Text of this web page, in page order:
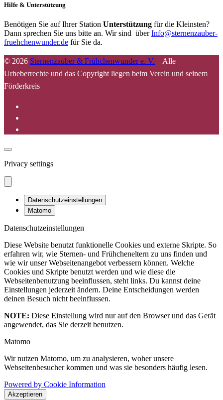
Hilfe & Unterstützung
Benötigen Sie auf Ihrer Station Unterstützung für die Kleinsten?
Dann sprechen Sie uns bitte an. Wir sind überInfo@sternenzauber-
fruehchenwunder.de für Sie da.
© 2026 Sternenzauber & Frühchenwunder e. V. – Alle
Urheberrechte und das Copyright liegen beim Verein und seinem
Förderkreis
Privacy settings
Datenschutzeinstellungen
Matomo
Datenschutzeinstellungen
Diese Website benutzt funktionelle Cookies und externe Skripte. So
erfahren wir, wie Sternen- und Frühcheneltern zu uns finden und
wie wir unser Webseitenangebot verbessern können. Welche
Cookies und Skripte benutzt werden und wie diese die
Webseitenbenutzung beeinflussen, steht links. Du kannst deine
Einstellungen jederzeit ändern. Deine Entscheidungen werden
deinen Besuch nicht beeinflussen.
NOTE: Diese Einstellung wird nur auf den Browser und das Gerät
angewendet, das Sie derzeit benutzen.
Matomo
Wir nutzen Matomo, um zu analysieren, woher unsere
Webseitenbesucher kommen und was sie besonders häufig lesen.
Powered by Cookie Information
Akzeptieren